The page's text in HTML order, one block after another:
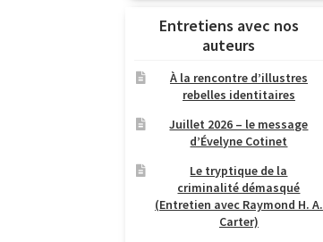
Entretiens avec nos
auteurs
À la rencontre d’illustres
rebelles identitaires
Juillet 2026 – le message
d’Évelyne Cotinet
Le tryptique de la
criminalité démasqué
(Entretien avec Raymond H. A.
Carter)